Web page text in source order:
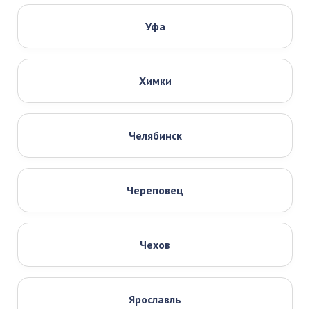
Уфа
Химки
Челябинск
Череповец
Чехов
Ярославль